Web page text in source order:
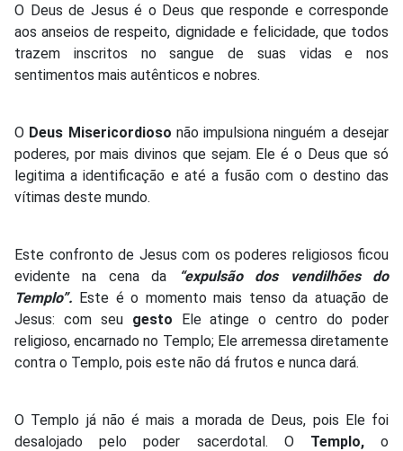
O Deus de Jesus é o Deus que responde e corresponde
aos anseios de respeito, dignidade e felicidade, que todos
trazem inscritos no sangue de suas vidas e nos
sentimentos mais autênticos e nobres.
O Deus Misericordioso não impulsiona ninguém a desejar
poderes, por mais divinos que sejam. Ele é o Deus que só
legitima a identificação e até a fusão com o destino das
vítimas deste mundo.
Este confronto de Jesus com os poderes religiosos ficou
evidente na cena da
“expulsão dos vendilhões do
Templo”. Este é o momento mais tenso da atuação de
Jesus: com seu gesto Ele atinge o centro do poder
religioso, encarnado no Templo; Ele arremessa diretamente
contra o Templo, pois este não dá frutos e nunca dará.
O Templo já não é mais a morada de Deus, pois Ele foi
desalojado pelo poder sacerdotal. O Templo,o